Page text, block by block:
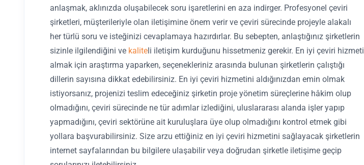
anlaşmak, aklınızda oluşabilecek soru işaretlerini en aza indirger. Profesyonel çeviri
şirketleri, müşterileriyle olan iletişimine önem verir ve çeviri sürecinde projeyle alakalı
her türlü soru ve isteğinizi cevaplamaya hazırdırlar. Bu sebepten, anlaştığınız şirketlerin
sizinle ilgilendiğini ve kalite li iletişim kurduğunu hissetmeniz gerekir. En iyi çeviri hizmeti
almak için araştırma yaparken, seçenekleriniz arasında bulunan şirketlerin çalıştığı
dillerin sayısına dikkat edebilirsiniz. En iyi çeviri hizmetini aldığınızdan emin olmak
istiyorsanız, projenizi teslim edeceğiniz şirketin proje yönetim süreçlerine hâkim olup
olmadığını, çeviri sürecinde ne tür adımlar izlediğini, uluslararası alanda işler yapıp
yapmadığını, çeviri sektörüne ait kuruluşlara üye olup olmadığını kontrol etmek gibi
yollara başvurabilirsiniz. Size arzu ettiğiniz en iyi çeviri hizmetini sağlayacak şirketlerin
internet sayfalarından bu bilgilere ulaşabilir veya doğrudan şirketle iletişime geçip